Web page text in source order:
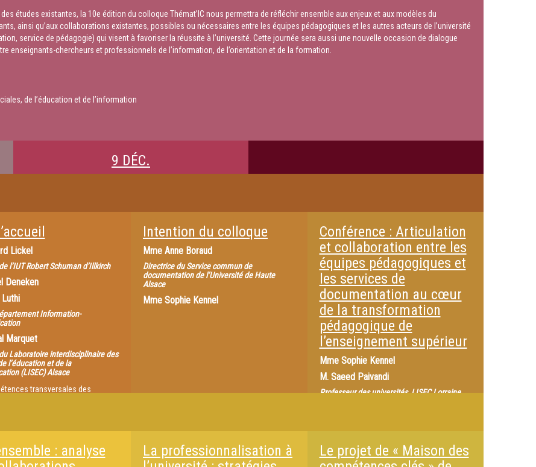
Le laboratoire des sciences de l’éducation
et de la communication (LISEC) a répondu à
l’appel de la direction générale de
informationnelles chez les étudiants. Cette
études existantes, la 10e édition du colloque Thémat’IC nous permettra de réfléchir ensemble aux enjeux et aux modèles du
ainsi qu’aux collaborations existantes, possibles ou nécessaires entre les équipes pédagogiques et les autres acteurs de l’université
service de pédagogie) qui visent à favoriser la réussite à l’université. Cette journée sera aussi une nouvelle occasion de dialogue
enseignants-chercheurs et professionnels de l’information, de l’orientation et de la formation.
de l’éducation et de l’information
9 DÉC.
Lickel
l’IUT Robert Schuman d’Illkirch
Deneken
Luthi
Information-
Marquet
Laboratoire interdisciplinaire des
l’éducation et de la
(LISEC) Alsace
transversales des
Intention du colloque
Mme Anne Boraud
Directrice du Service commun de
documentation de l’Université de Haute
Alsace
Mme Sophie Kennel
Conférence : Articulation
et collaboration entre les
équipes pédagogiques et
les services de
documentation au cœur
de la transformation
pédagogique de
l’enseignement supérieur
Mme Sophie Kennel
M. Saeed Paivandi
Professeur des universités, LISEC Lorraine,
Maîtresse de conférences, LISEC Alsace,
Université de Strasbourg
: analyse
La professionnalisation à
Le projet de « Maison des